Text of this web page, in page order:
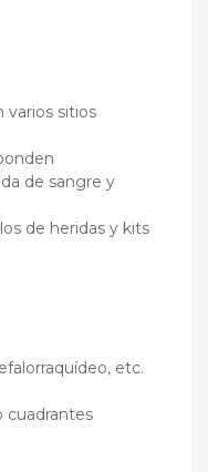
varios sitios
de sangre y
de heridas y kits
etc.
cuadrantes